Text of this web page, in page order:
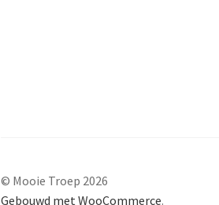
© Mooie Troep 2026
Gebouwd met WooCommerce.